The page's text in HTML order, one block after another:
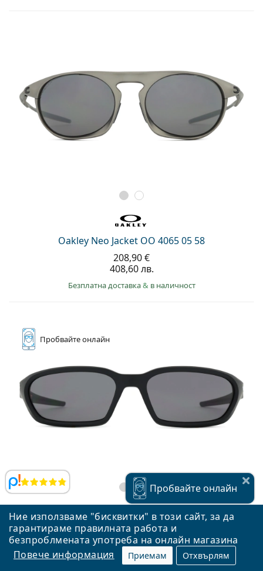
Ние използваме "бисквитки" в този сайт, за да
гарантираме правилната работа и
безпроблмената употреба на онлайн магазина
Повече информация
Приемам Отхвърлям
Прегледи
Oakley Neo Jacket OO 4065 05 58
208,90 €
408,60 лв.
Безплатна доставка& в наличност
Пробвайтеонлайн
Oakley Terraforma OO 9530 01 58
106,90 €
209,10 лв.
Пробвайтеонлайн